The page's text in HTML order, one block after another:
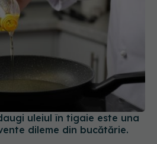
uleiul în tigaie este una
dileme din bucătărie.